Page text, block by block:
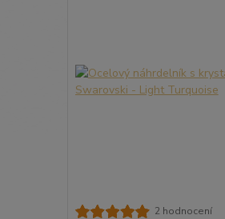
2 hodnocení